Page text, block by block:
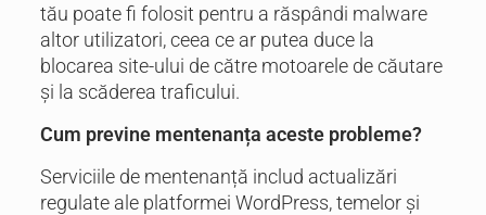
tău poate fi folosit pentru a răspândi malware
altor utilizatori, ceea ce ar putea duce la
blocarea site-ului de către motoarele de căutare
și la scăderea traficului.
Cum previne mentenanța aceste probleme?
Serviciile de mentenanță includ actualizări
regulate ale platformei WordPress, temelor și